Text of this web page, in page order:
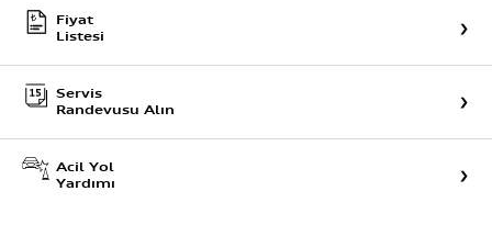
Fiyat
Listesi
Servis
Randevusu Alın
Acil Yol
Yardımı